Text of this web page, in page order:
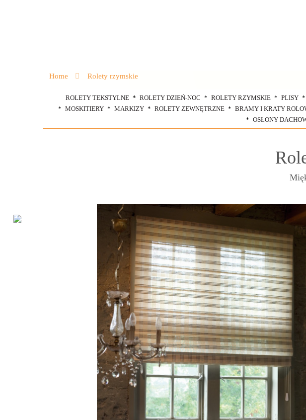
Home Rolety rzymskie
ROLETY TEKSTYLNE ROLETY DZIEŃ-NOC ROLETY RZYMSKIE PLISY
MOSKITIERY
MARKIZY ROLETY ZEWNĘTRZNE BRAMY I KRATY
OSŁONY